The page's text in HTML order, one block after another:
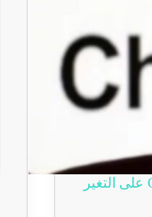
هل تؤثر عبارات المجاملة مع ChatGPT على التغير